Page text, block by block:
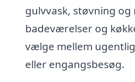
gulvvask, støvning
badeværelser og
vælge mellem
eller engangsbesøg.